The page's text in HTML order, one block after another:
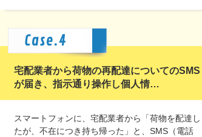
宅配業者から荷物の再配達についてのSMS
が届き、指示通り操作し個人情…
スマートフォンに、宅配業者から「荷物を配達し
たが、不在につき持ち帰った」と、SMS（電話